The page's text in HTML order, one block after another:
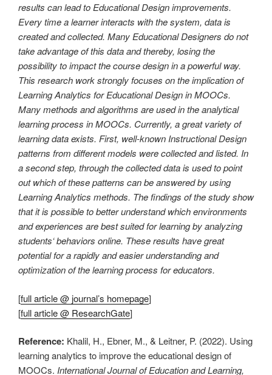
results can lead to Educational Design improvements.
Every time a learner interacts with the system, data is
created and collected. Many Educational Designers do not
take advantage of this data and thereby, losing the
possibility to impact the course design in a powerful way.
This research work strongly focuses on the implication of
Learning Analytics for Educational Design in MOOCs.
Many methods and algorithms are used in the analytical
learning process in MOOCs. Currently, a great variety of
learning data exists. First, well-known Instructional Design
patterns from different models were collected and listed. In
a second step, through the collected data is used to point
out which of these patterns can be answered by using
Learning Analytics methods. The findings of the study show
that it is possible to better understand which environments
and experiences are best suited for learning by analyzing
students‘ behaviors online. These results have great
potential for a rapidly and easier understanding and
optimization of the learning process for educators.
[full article @ journal’s homepage]
[full article @ ResearchGate]
Reference: Khalil, H., Ebner, M., & Leitner, P. (2022). Using
learning analytics to improve the educational design of
MOOCs. International Journal of Education and Learning,